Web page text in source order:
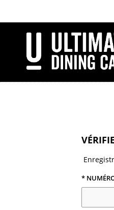
contenu
principal
*